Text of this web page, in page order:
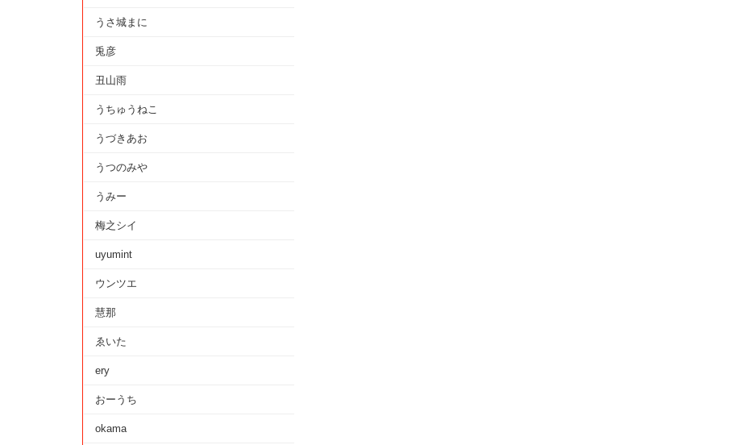
うさ城まに
兎彦
丑山雨
うちゅうねこ
うづきあお
うつのみや
うみー
梅之シイ
uyumint
ウンツエ
慧那
ゑいた
ery
おーうち
okama